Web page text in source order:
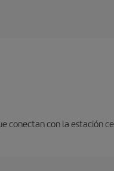
conectan con la estación